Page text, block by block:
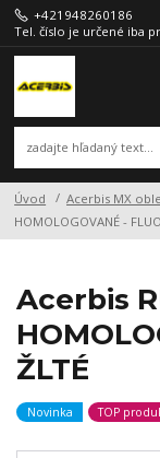
+421948260186
Tel. číslo je určené iba
Úvod Acerbis MX
HOMOLOGOVANÉ -
Acerbis
ŽLTÉ
Novinka TOP